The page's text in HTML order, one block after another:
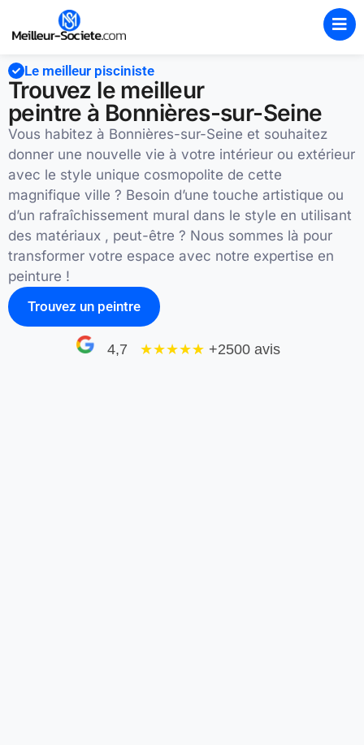
Le meilleur pisciniste
Trouvez le meilleur
peintre à Bonnières-sur-Seine
Vous habitez à Bonnières-sur-Seine et souhaitez
donner une nouvelle vie à votre intérieur ou extérieur
avec le style unique cosmopolite de cette
magnifique ville ? Besoin d’une touche artistique ou
d’un rafraîchissement mural dans le style en utilisant
des matériaux , peut-être ? Nous sommes là pour
transformer votre espace avec notre expertise en
peinture !
Trouvez un peintre
4,7 ★★★★★ +2500 avis